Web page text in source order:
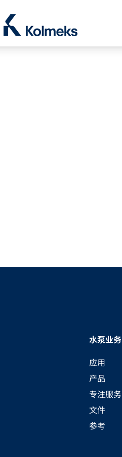
水泵业务
应用
产品
专注服务
文件
参考